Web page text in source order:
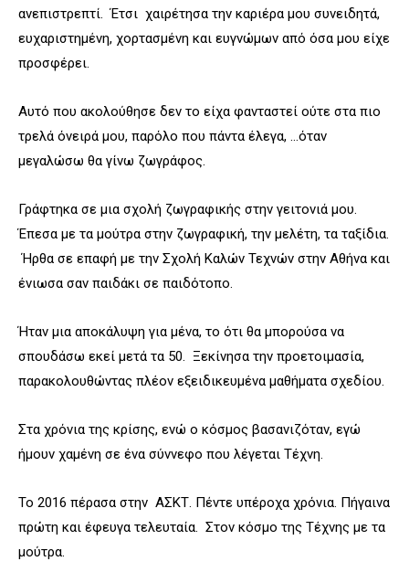
ανεπιστρεπτί. Έτσι χαιρέτησα την καριέρα μου συνειδητά,
ευχαριστημένη, χορτασμένη και ευγνώμων από όσα μου είχε
προσφέρει.
Αυτό που ακολούθησε δεν το είχα φανταστεί ούτε στα πιο
τρελά όνειρά μου, παρόλο που πάντα έλεγα, …όταν
μεγαλώσω θα γίνω ζωγράφος.
Γράφτηκα σε μια σχολή ζωγραφικής στην γειτονιά μου.
Έπεσα με τα μούτρα στην ζωγραφική, την μελέτη, τα ταξίδια.
Ήρθα σε επαφή με την Σχολή Καλών Τεχνών στην Αθήνα και
ένιωσα σαν παιδάκι σε παιδότοπο.
Ήταν μια αποκάλυψη για μένα, το ότι θα μπορούσα να
σπουδάσω εκεί μετά τα 50. Ξεκίνησα την προετοιμασία,
παρακολουθώντας πλέον εξειδικευμένα μαθήματα σχεδίου.
Στα χρόνια της κρίσης, ενώ ο κόσμος βασανιζόταν, εγώ
ήμουν χαμένη σε ένα σύννεφο που λέγεται Τέχνη.
Το 2016 πέρασα στην ΑΣΚΤ. Πέντε υπέροχα χρόνια. Πήγαινα
πρώτη και έφευγα τελευταία. Στον κόσμο της Τέχνης με τα
μούτρα.